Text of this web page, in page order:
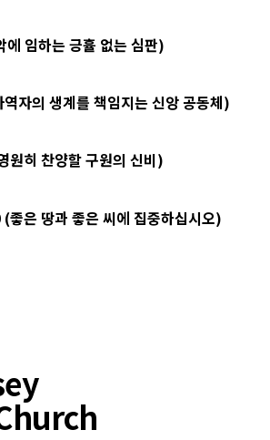
임하는 긍휼 없는 심판)
자의 생계를 책임지는 신앙 공동체)
원히 찬양할 구원의 신비)
좋은 땅과 좋은 씨에 집중하십시오)